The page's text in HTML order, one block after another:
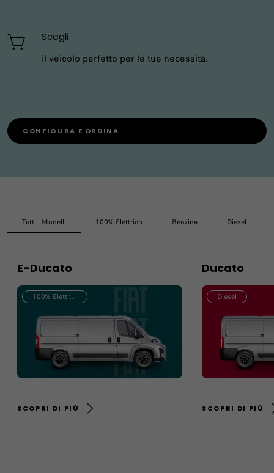
Scegli
il veicolo perfetto per le tue necessità.
CONFIGURA E ORDINA
Tutti i Modelli 100% Elettrico Benzina Diesel
E-Ducato
100% Elettrico
SCOPRI DI PIÙ
Ducato
Diesel
SCOPRI DI PIÙ